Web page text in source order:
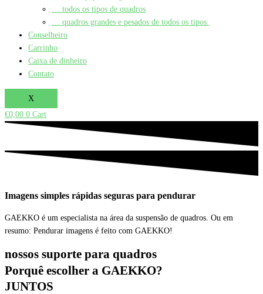
… todos os tipos de quadros
… quadros grandes e pesados de todos os tipos.
Conselheiro
Carrinho
Caixa de dinheiro
Contato
X
€0,00 0 Cart
Imagens simples rápidas seguras para pendurar
GAEKKO é um especialista na área da suspensão de quadros. Ou em
resumo: Pendurar imagens é feito com GAEKKO!
nossos suporte para quadros
Porquê escolher a GAEKKO?
JUNTOS